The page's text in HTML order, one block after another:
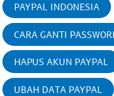
PAYPAL INDONESIA
CARA GANTI
HAPUS AKUN PAYPAL
UBAH DATA PAYPAL